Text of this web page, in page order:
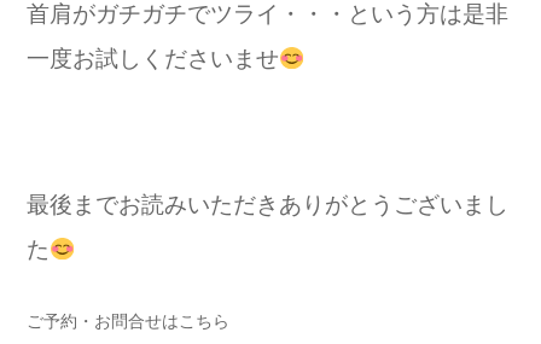
首肩がガチガチでツライ・・・という方は是非
一度お試しくださいませ
最後までお読みいただきありがとうございまし
た
ご予約・お問合せはこちら